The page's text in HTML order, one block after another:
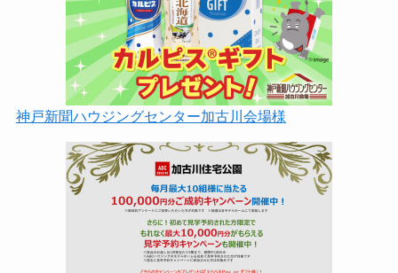
神戸新聞ハウジングセンター加古川会場様